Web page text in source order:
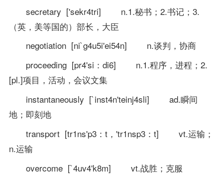
secretary ['sekr4tri] n.1.秘书；2.书记；3.
（英，美等国的）部长，大臣
negotiation [ni`g4u5i'ei54n] n.谈判，协商
proceeding [pr4'si：di6] n.1.程序，进程；2.
[pl.]项目，活动，会议文集
instantaneously [`inst4n'teinj4sli] ad.瞬间
地；即刻地
transport [tr1ns'p3：t，'tr1nsp3：t] vt.运输；
n.运输
overcome [`4uv4'k8m] vt.战胜；克服